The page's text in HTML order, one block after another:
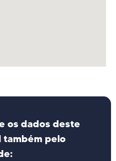
os dados deste
também pelo